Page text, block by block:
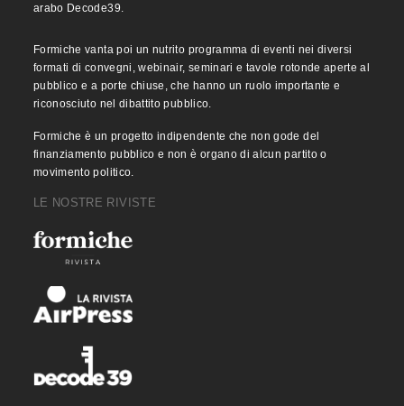
arabo Decode39.
Formiche vanta poi un nutrito programma di eventi nei diversi
formati di convegni, webinair, seminari e tavole rotonde aperte al
pubblico e a porte chiuse, che hanno un ruolo importante e
riconosciuto nel dibattito pubblico.
Formiche è un progetto indipendente che non gode del
finanziamento pubblico e non è organo di alcun partito o
movimento politico.
LE NOSTRE RIVISTE